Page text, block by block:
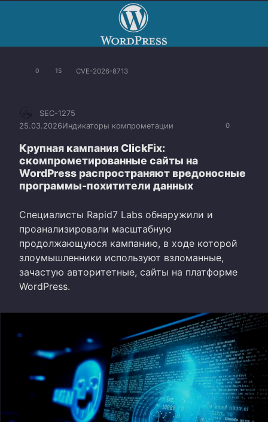
0 15 CVE-2026-8713
0
SEC-1275
25.03.2026Индикаторы компрометации
Крупная кампания ClickFix:
скомпрометированные сайты на
WordPress распространяют вредоносные
программы-похитители данных
Специалисты Rapid7 Labs обнаружили и
проанализировали масштабную
продолжающуюся кампанию, в ходе которой
злоумышленники используют взломанные,
зачастую авторитетные, сайты на платформе
WordPress.